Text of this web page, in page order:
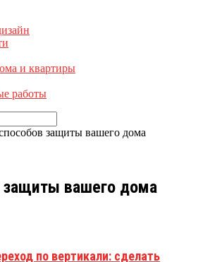
и квартиры
работы
защиты вашего дома
защиты вашего дома
по вертикали: сделать